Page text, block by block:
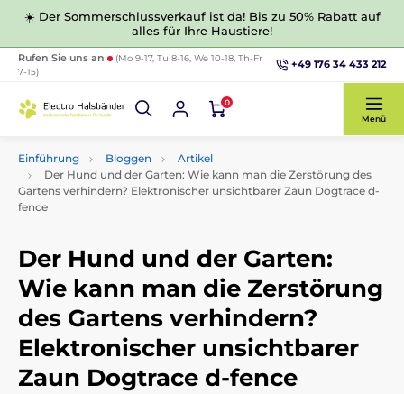
☀️ Der Sommerschlussverkauf ist da! Bis zu 50% Rabatt auf
alles für Ihre Haustiere!
Rufen Sie uns an
(Mo 9-17, Tu 8-16, We 10-18, Th-Fr
7-15)
+49 176 34 433 212
0
Menü
Einführung Bloggen
Artikel
Der Hund und der Garten: Wie kann man die Zerstörung des
Gartens verhindern? Elektronischer unsichtbarer Zaun Dogtrace d-
fence
Der Hund und der Garten:
Wie kann man die Zerstörung
des Gartens verhindern?
Elektronischer unsichtbarer
Zaun Dogtrace d-fence